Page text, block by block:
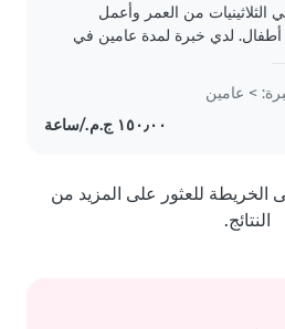
الثلاثينيات من العمر وأعمل
أطفال. لدي خبرة لمدة عامين في
بالألعاب وأحب أن أنظم أنشطة
أنا أتفهم الأطفال..
> عامين
للعثور على المزيد من
النتائج.